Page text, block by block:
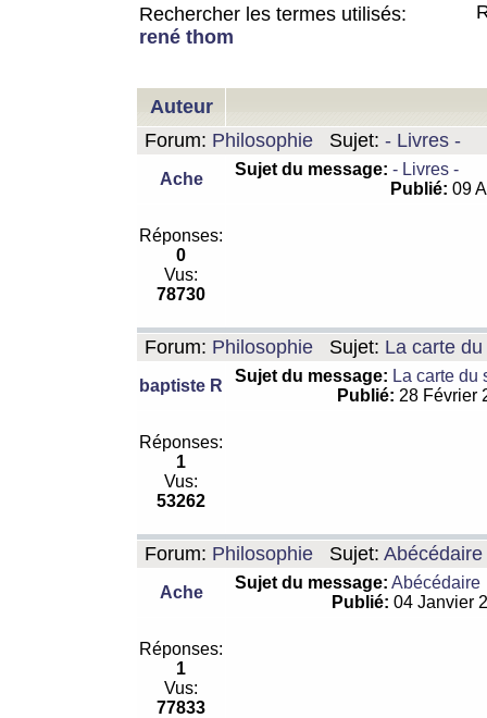
Rechercher les termes utilisés:
rené thom
Auteur
Forum: Philosophie Sujet: - Livres -
Ache
Sujet du message: - Livres -
Publié: 09
Réponses:
0
Vus:
78730
Forum: Philosophie Sujet: La carte
baptiste R
Sujet du message: La carte du
Publié: 28 Février
Réponses:
1
Vus:
53262
Forum: Philosophie Sujet: Abécédaire
Ache
Sujet du message: Abécédaire
Publié: 04 Janvier
Réponses:
1
Vus:
77833